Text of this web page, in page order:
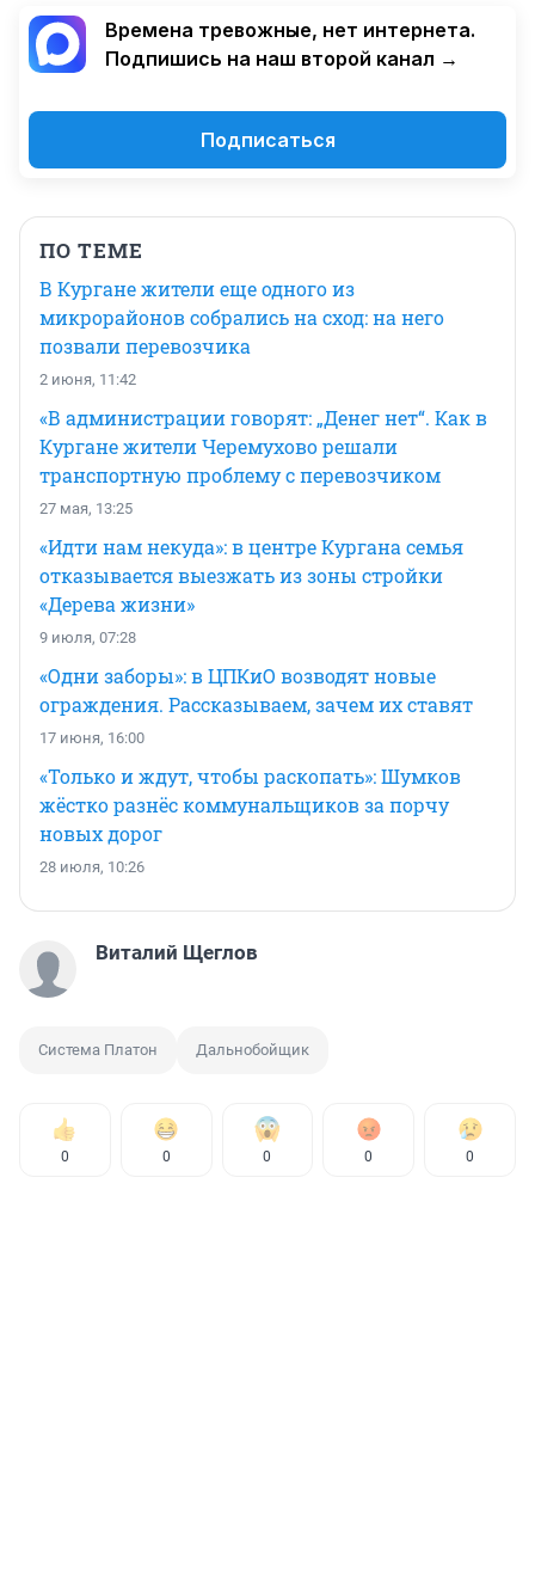
Времена тревожные, нет интернета.
Подпишись на наш второй канал →
Подписаться
ПО ТЕМЕ
В Кургане жители еще одного из
микрорайонов собрались на сход: на него
позвали перевозчика
2 июня, 11:42
«В администрации говорят: „Денег нет“. Как в
Кургане жители Черемухово решали
транспортную проблему с перевозчиком
27 мая, 13:25
«Идти нам некуда»: в центре Кургана семья
отказывается выезжать из зоны стройки
«Дерева жизни»
9 июля, 07:28
«Одни заборы»: в ЦПКиО возводят новые
ограждения. Рассказываем, зачем их ставят
17 июня, 16:00
«Только и ждут, чтобы раскопать»: Шумков
жёстко разнёс коммунальщиков за порчу
новых дорог
28 июля, 10:26
Виталий Щеглов
Система Платон Дальнобойщик
0 0 0 0 0